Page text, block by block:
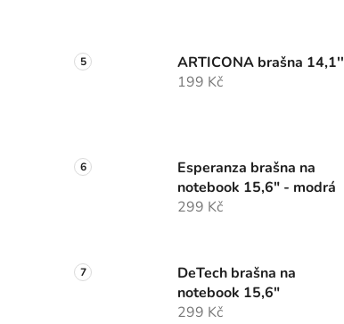
ARTICONA brašna 14,1''
199 Kč
Esperanza brašna na
notebook 15,6" - modrá
299 Kč
DeTech brašna na
notebook 15,6"
299 Kč